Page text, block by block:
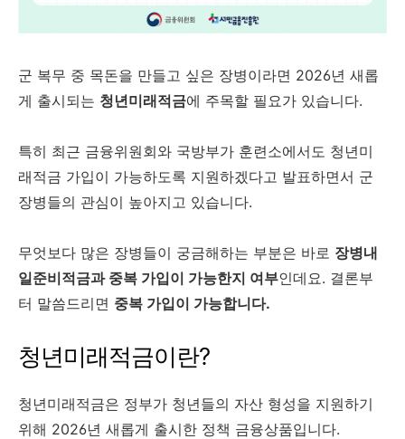
군 복무 중 목돈을 만들고 싶은 장병이라면 2026년 새롭
게 출시되는 청년미래적금에 주목할 필요가 있습니다.
특히 최근 금융위원회와 국방부가 훈련소에서도 청년미
래적금 가입이 가능하도록 지원하겠다고 발표하면서 군
장병들의 관심이 높아지고 있습니다.
무엇보다 많은 장병들이 궁금해하는 부분은 바로 장병내
일준비적금과 중복 가입이 가능한지 여부인데요. 결론부
터 말씀드리면 중복 가입이 가능합니다.
청년미래적금이란?
청년미래적금은 정부가 청년들의 자산 형성을 지원하기
위해 2026년 새롭게 출시한 정책 금융상품입니다.